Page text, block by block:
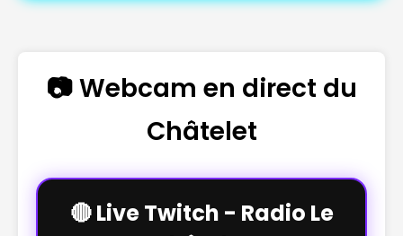
📷 Webcam en direct du
Châtelet
🔴 Live Twitch - Radio Le